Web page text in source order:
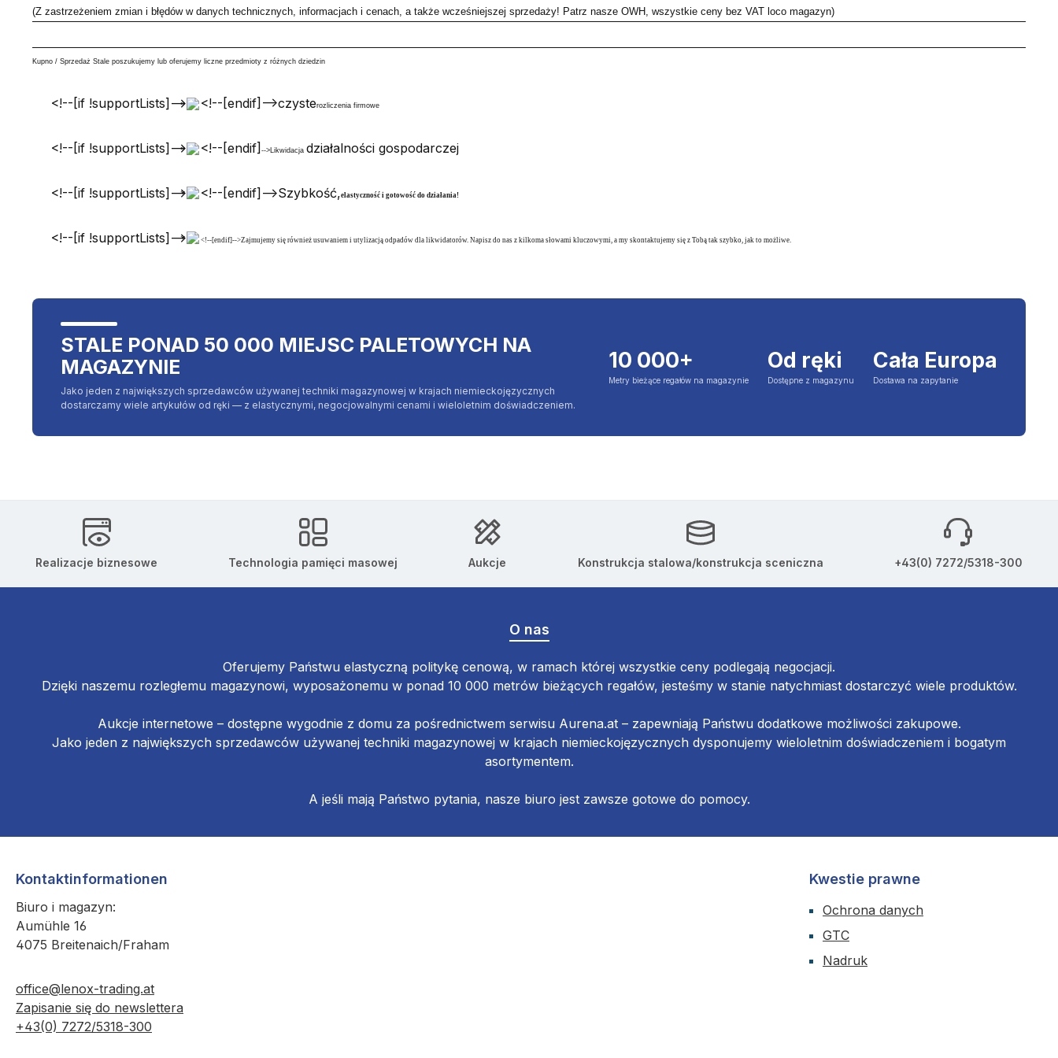
(Z zastrzeżeniem zmian i błędów w danych technicznych, informacjach i cenach, a także wcześniejszej sprzedaży! Patrz nasze OWH, wszystkie ceny bez VAT loco magazyn)
Kupno / Sprzedaż Stale poszukujemy lub oferujemy liczne przedmioty z różnych dziedzin
<!--[if !supportLists]--> <!--[endif]-->czysterozliczenia firmowe
<!--[if !supportLists]--> <!--[endif] -->Likwidacja działalności gospodarczej
<!--[if !supportLists]--> <!--[endif]-->Szybkość,elastyczność i gotowość do działania!
<!--[if !supportLists]--> <!--[endif]-->Zajmujemy się również usuwaniem i utylizacją odpadów dla likwidatorów. Napisz do nas z kilkoma słowami kluczowymi, a my skontaktujemy się z Tobą tak szybko, jak to możliwe.
STALE PONAD 50 000 MIEJSC PALETOWYCH NA
MAGAZYNIE
Jako jeden z największych sprzedawców używanej techniki magazynowej w krajach niemieckojęzycznych
dostarczamy wiele artykułów od ręki — z elastycznymi, negocjowalnymi cenami i wieloletnim doświadczeniem.
10 000+
Metry bieżące regałów na magazynie
Od ręki
Dostępne z magazynu
Cała Europa
Dostawa na zapytanie
Realizacje biznesowe Technologia pamięci masowej Aukcje Konstrukcja stalowa/konstrukcja sceniczna +43(0) 7272/5318-300
O nas
Oferujemy Państwu elastyczną politykę cenową, w ramach której wszystkie ceny podlegają negocjacji.
Dzięki naszemu rozległemu magazynowi, wyposażonemu w ponad 10 000 metrów bieżących regałów, jesteśmy w stanie natychmiast dostarczyć wiele produktów.
Aukcje internetowe – dostępne wygodnie z domu za pośrednictwem serwisu Aurena.at – zapewniają Państwu dodatkowe możliwości zakupowe.
Jako jeden z największych sprzedawców używanej techniki magazynowej w krajach niemieckojęzycznych dysponujemy wieloletnim doświadczeniem i bogatym
asortymentem.
A jeśli mają Państwo pytania, nasze biuro jest zawsze gotowe do pomocy.
Kontaktinformationen
Biuro i magazyn:
Aumühle 16
4075 Breitenaich/Fraham
office@lenox-trading.at
Zapisanie się do newslettera
+43(0) 7272/5318-300
Kwestie prawne
Ochrona danych
GTC
Nadruk